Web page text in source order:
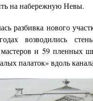
на набережную Невы.
разбивка нового
возводились
мастеров и 59 пленных
палаток» вдоль